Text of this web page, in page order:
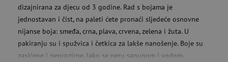
dizajnirana za djecu od 3 godine. Rad s bojama je
jednostavan i čist, na paleti ćete pronaći sljedeće osnovne
nijanse boja: smeđa, crna, plava, crvena, zelena i žuta. U
pakiranju su i spužvica i četkica za lakše nanošenje. Boje su
zasićene i neprozirne, lako se peru sapunom i vodom.